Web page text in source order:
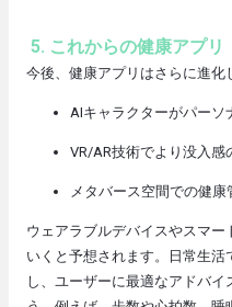
5. これからの健康アプリ
今後、健康アプリはさらに進化
AIキャラクターがパーソ
VR/AR技術でより没入感
メタバース空間での健康
ウェアラブルデバイスやスマ
いくと予想されます。日常生
し、ユーザーに最適なアドバ